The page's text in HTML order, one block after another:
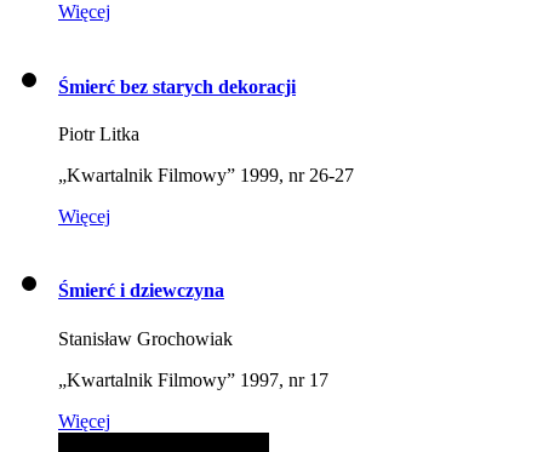
Więcej
Śmierć bez starych dekoracji
Piotr Litka
„Kwartalnik Filmowy” 1999, nr 26-27
Więcej
Śmierć i dziewczyna
Stanisław Grochowiak
„Kwartalnik Filmowy” 1997, nr 17
Więcej